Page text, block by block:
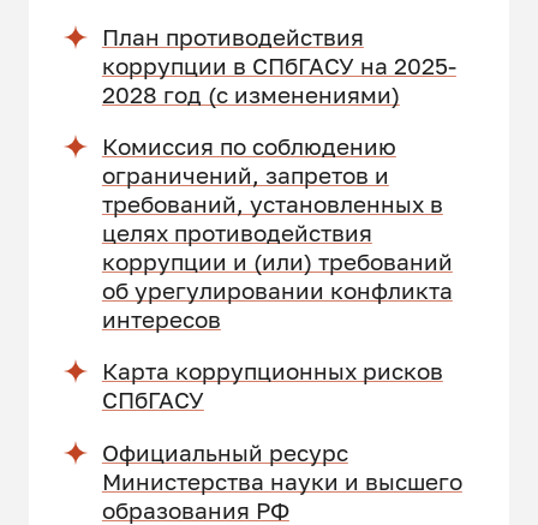
План противодействия
коррупции в СПбГАСУ на 2025-
2028 год (с изменениями)
Комиссия по соблюдению
ограничений, запретов и
требований, установленных в
целях противодействия
коррупции и (или) требований
об урегулировании конфликта
интересов
Карта коррупционных рисков
СПбГАСУ
Официальный ресурс
Министерства науки и высшего
образования РФ